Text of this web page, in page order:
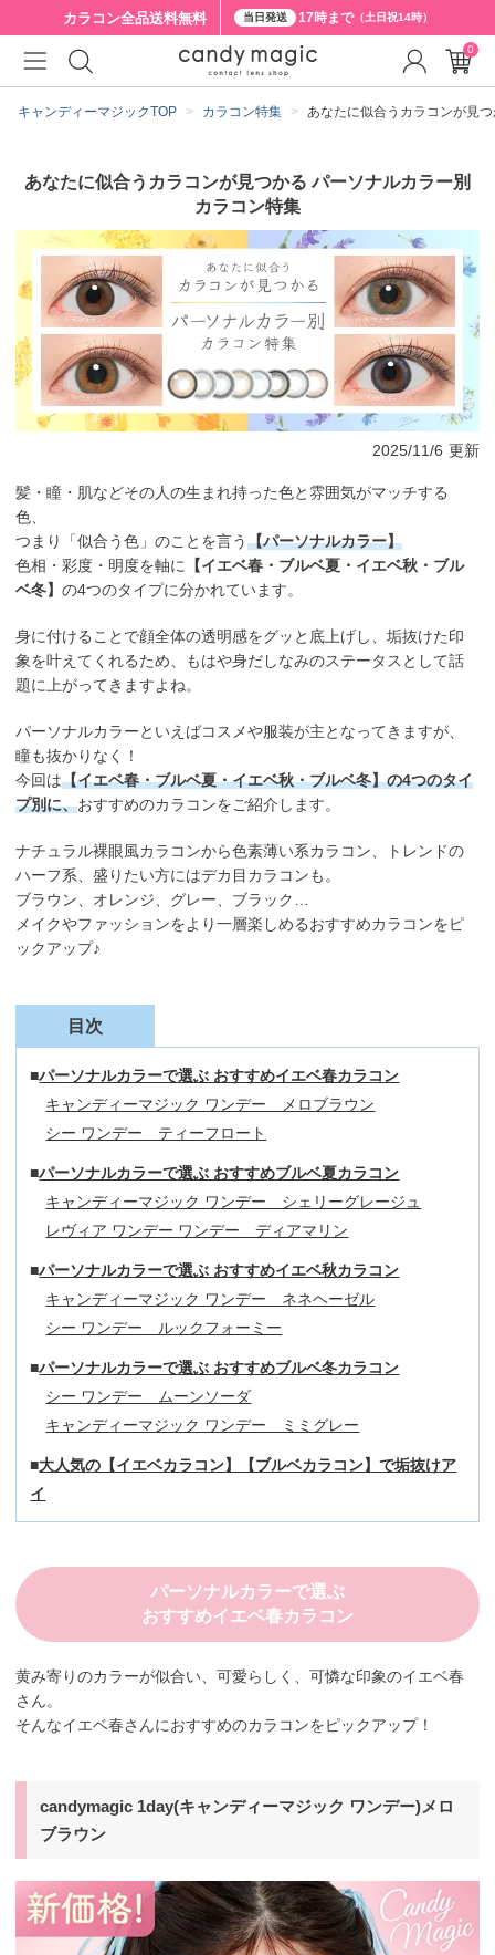
カラコン全品送料無料 当日発送 17時まで（土日祝14時）
キャンディーマジックTOP カラコン特集 あなたに似合うカラコンが見
あなたに似合うカラコンが見つかる パーソナルカラー別
カラコン特集
2025/11/6 更新
髪・瞳・肌などその人の生まれ持った色と雰囲気がマッチする
色、
つまり「似合う色」のことを言う【パーソナルカラー】
色相・彩度・明度を軸に 【イエベ春・ブルベ夏・イエベ秋・ブル
ベ冬】の4つのタイプに分かれています。
身に付けることで顔全体の透明感をグッと底上げし、垢抜けた印
象を叶えてくれるため、もはや身だしなみのステータスとして話
題に上がってきますよね。
パーソナルカラーといえばコスメや服装が主となってきますが、
瞳も抜かりなく！
今回は【イエベ春・ブルベ夏・イエベ秋・ブルベ冬】の4つのタイ
プ別に、おすすめのカラコンをご紹介します。
ナチュラル裸眼風カラコンから色素薄い系カラコン、トレンドの
ハーフ系、盛りたい方にはデカ目カラコンも。
ブラウン、オレンジ、グレー、ブラック…
メイクやファッションをより一層楽しめるおすすめカラコンをピ
ックアップ♪
目次
パーソナルカラーで選ぶ おすすめイエベ春カラコン
キャンディーマジック ワンデー メロブラウン
シー ワンデー ティーフロート
パーソナルカラーで選ぶ おすすめブルベ夏カラコン
キャンディーマジック ワンデー シェリーグレージュ
レヴィア ワンデー ワンデー ディアマリン
パーソナルカラーで選ぶ おすすめイエベ秋カラコン
キャンディーマジック ワンデー ネネヘーゼル
シー ワンデー ルックフォーミー
パーソナルカラーで選ぶ おすすめブルベ冬カラコン
シー ワンデー ムーンソーダ
キャンディーマジック ワンデー ミミグレー
大人気の【イエベカラコン】【ブルベカラコン】で垢抜けア
イ
パーソナルカラーで選ぶ
おすすめイエベ春カラコン
黄み寄りのカラーが似合い、可愛らしく、可憐な印象のイエベ春
さん。
そんなイエベ春さんにおすすめのカラコンをピックアップ！
candymagic 1day(キャンディーマジック ワンデー)メロ
ブラウン
0